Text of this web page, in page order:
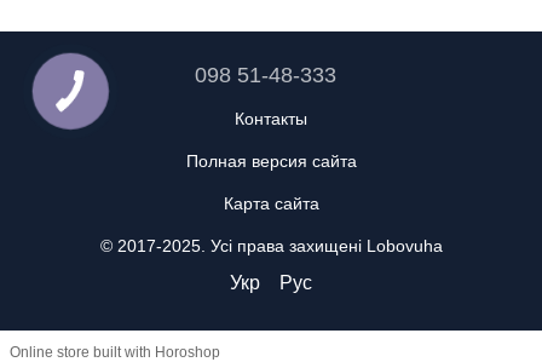
098 51-48-333
Контакты
Полная версия сайта
Карта сайта
© 2017-2025. Усі права захищені Lobovuha
Укр Рус
Online store built with Horoshop